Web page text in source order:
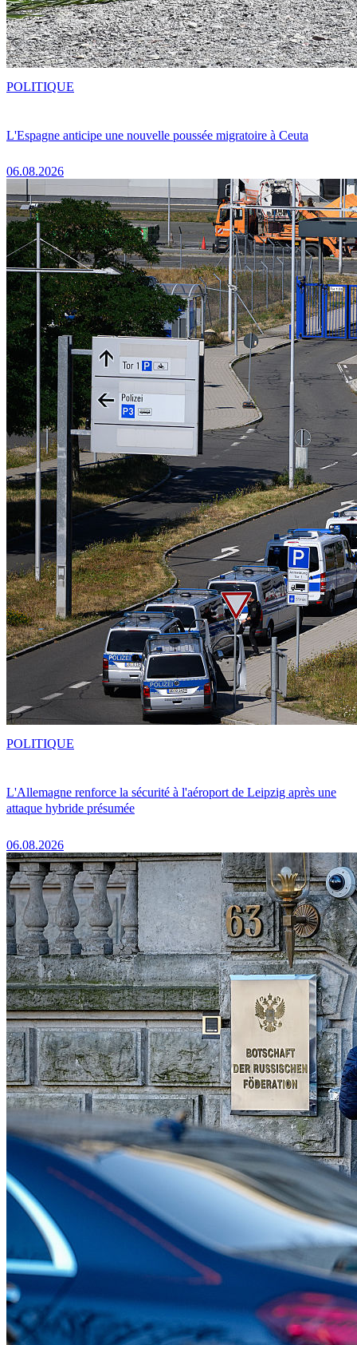
L'Espagne anticipe une nouvelle poussée migratoire à Ceuta
06.08.2026
POLITIQUE
L'Allemagne renforce la sécurité à l'aéroport de Leipzig après une
attaque hybride présumée
06.08.2026
POLITIQUE